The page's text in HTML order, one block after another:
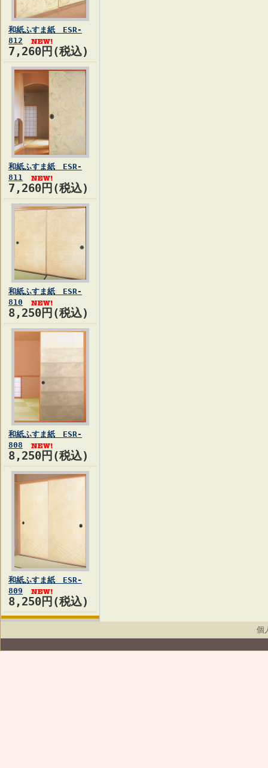
和紙ふすま紙 ESR-
812
7,260円(税込)
和紙ふすま紙 ESR-
811
7,260円(税込)
和紙ふすま紙 ESR-
810
8,250円(税込)
和紙ふすま紙 ESR-
808
8,250円(税込)
和紙ふすま紙 ESR-
809
8,250円(税込)
個